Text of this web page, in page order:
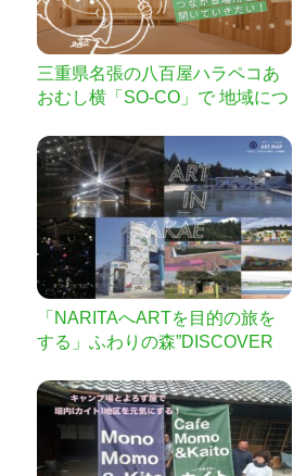
三重県名張の八百屋ハラペコあ
おむし横「SO-CO」で 地域につ
「NARITAへARTを目的の旅を
する」ふわりの森”DISCOVER